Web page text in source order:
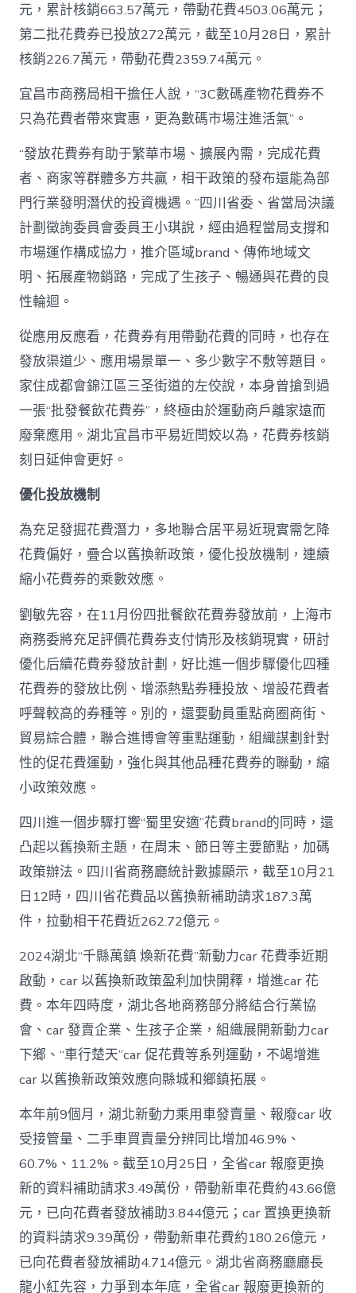
元，累計核銷663.57萬元，帶動花費4503.06萬元；
第二批花費券已投放272萬元，截至10月28日，累計
核銷226.7萬元，帶動花費2359.74萬元。
宜昌市商務局相干擔任人說，“3C數碼產物花費券不
只為花費者帶來實惠，更為數碼市場注進活氣”。
“發放花費券有助于繁華市場、擴展內需，完成花費
者、商家等群體多方共贏，相干政策的發布還能為部
門行業發明潛伏的投資機遇。”四川省委、省當局決議
計劃徵詢委員會委員王小琪說，經由過程當局支撐和
市場運作構成協力，推介區域brand、傳佈地域文
明、拓展產物銷路，完成了生孩子、暢通與花費的良
性輪迴。
從應用反應看，花費券有用帶動花費的同時，也存在
發放渠道少、應用場景單一、多少數字不敷等題目。
家住成都會錦江區三圣街道的左佼說，本身曾搶到過
一張“批發餐飲花費券”，終極由於運動商戶離家遠而
廢棄應用。湖北宜昌市平易近閆姣以為，花費券核銷
刻日延伸會更好。
優化投放機制
為充足發掘花費潛力，多地聯合居平易近現實需乞降
花費偏好，疊合以舊換新政策，優化投放機制，連續
縮小花費券的乘數效應。
劉敏先容，在11月份四批餐飲花費券發放前，上海市
商務委將充足評價花費券支付情形及核銷現實，研討
優化后續花費券發放計劃，好比進一個步驟優化四種
花費券的發放比例、增添熱點券種投放、增設花費者
呼聲較高的券種等。別的，還要動員重點商圈商街、
貿易綜合體，聯合進博會等重點運動，組織謀劃針對
性的促花費運動，強化與其他品種花費券的聯動，縮
小政策效應。
四川進一個步驟打響“蜀里安適”花費brand的同時，還
凸起以舊換新主題，在周末、節日等主要節點，加碼
政策辦法。四川省商務廳統計數據顯示，截至10月21
日12時，四川省花費品以舊換新補助請求187.3萬
件，拉動相干花費近262.72億元。
2024湖北“千縣萬鎮 煥新花費”新動力car 花費季近期
啟動，car 以舊換新政策盈利加快開釋，增進car 花
費。本年四時度，湖北各地商務部分將結合行業協
會、car 發賣企業、生孩子企業，組織展開新動力car
下鄉、“車行楚天”car 促花費等系列運動，不竭增進
car 以舊換新政策效應向縣城和鄉鎮拓展。
本年前9個月，湖北新動力乘用車發賣量、報廢car 收
受接管量、二手車買賣量分辨同比增加46.9%、
60.7%、11.2%。截至10月25日，全省car 報廢更換
新的資料補助請求3.49萬份，帶動新車花費約43.66億
元，已向花費者發放補助3.844億元；car 置換更換新
的資料請求9.39萬份，帶動新車花費約180.26億元，
已向花費者發放補助4.714億元。湖北省商務廳廳長
龍小紅先容，力爭到本年底，全省car 報廢更換新的